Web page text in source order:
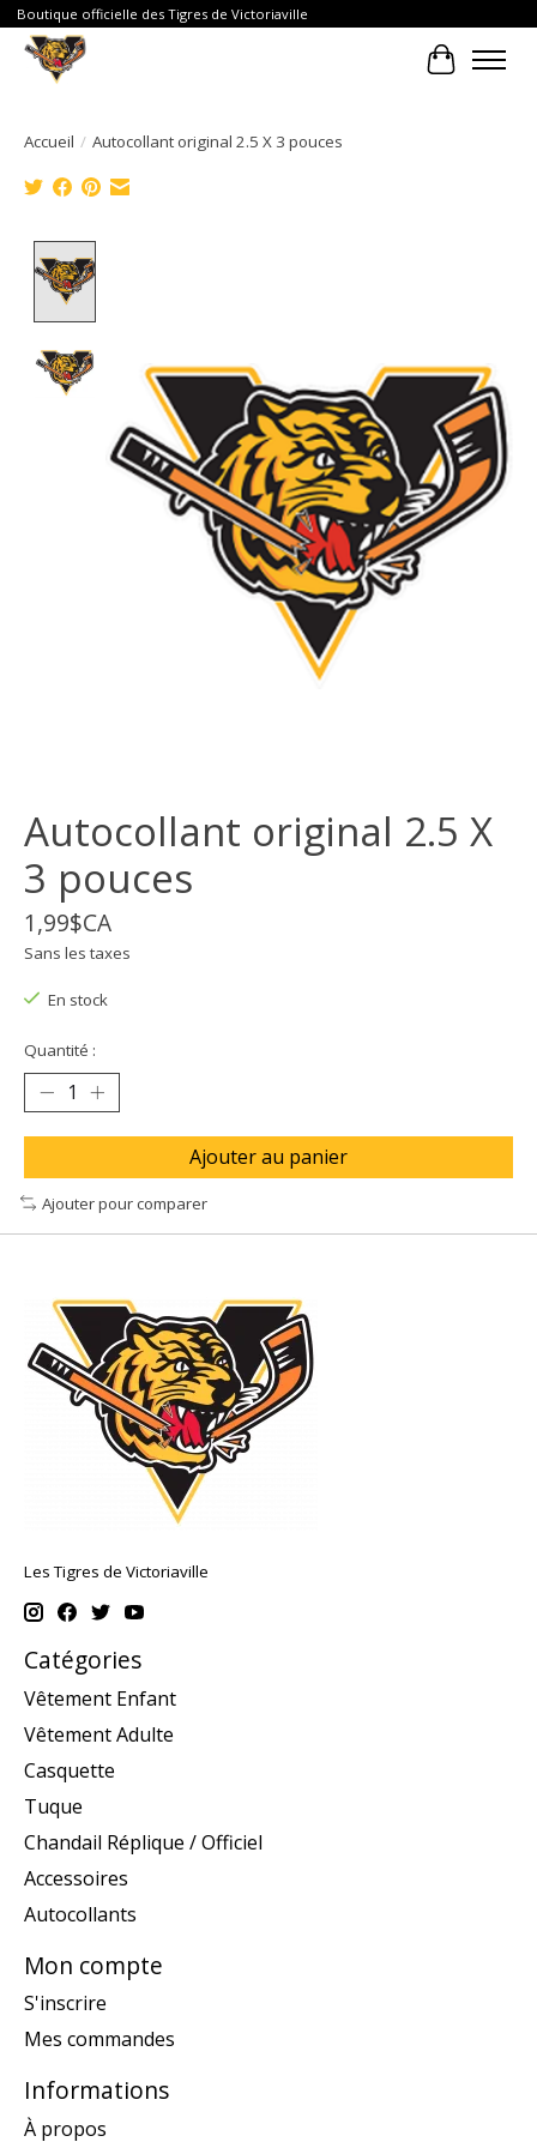
Boutique officielle des Tigres de Victoriaville
Panier
Accueil / Autocollant original 2.5 X 3 pouces
Autocollant original 2.5 X
3 pouces
1,99$CA
Sans les taxes
En stock
Quantité :
Ajouter au panier
Ajouter pour comparer
Les Tigres de Victoriaville
Catégories
Vêtement Enfant
Vêtement Adulte
Casquette
Tuque
Chandail Réplique / Officiel
Accessoires
Autocollants
Mon compte
S'inscrire
Mes commandes
Informations
À propos